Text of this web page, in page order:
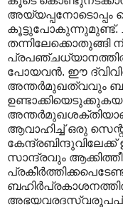
അയ്യപ്പനോടൊപ്പം
കൂട്ടുപോകുന്നുമുണ്ട്.
തന്നിലേക്കൊതുങ്ങി
പ്രപഞ്ചധ്യാനത്തിൽ
പോയവൻ. ഈ
അന്തർമുഖത്വവും
ആവാഹിച്ച് ഒരു
സാന്ദ്രവും